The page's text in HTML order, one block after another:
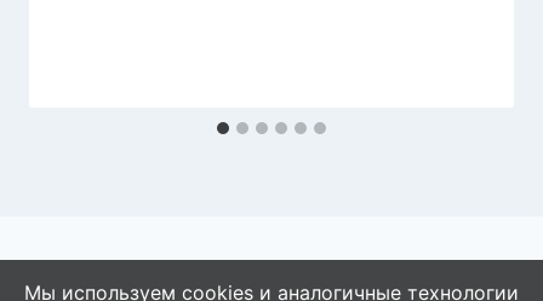
Мы используем cookies и аналогичные технологии